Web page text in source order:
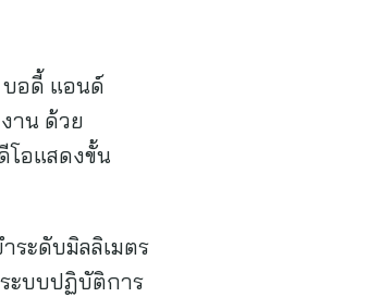
บอดี้ แอนด์
าน ด้วย
โอแสดงขั้น
ระดับมิลลิเมตร
ะบบปฏิบัติการ